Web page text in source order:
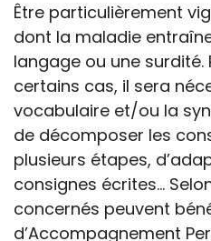
Être particulièrement
dont la maladie
langage ou une surdité.
certains cas, il sera
vocabulaire et/ou la
de décomposer les
plusieurs étapes,
consignes écrites…
concernés peuvent
d’Accompagnement